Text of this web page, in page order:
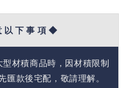
以 下 事 項 ◆
材積商品時，因材積限制
匯款後宅配，敬請理解。